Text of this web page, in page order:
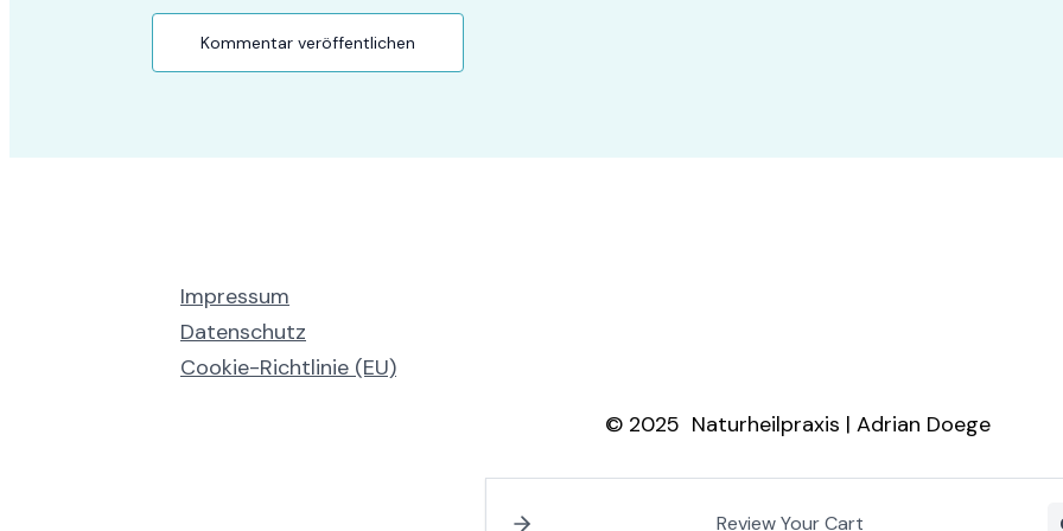
Impressum
Datenschutz
Cookie-Richtlinie (EU)
© 2025 Naturheilpraxis | Adrian Doege
Review Your Cart